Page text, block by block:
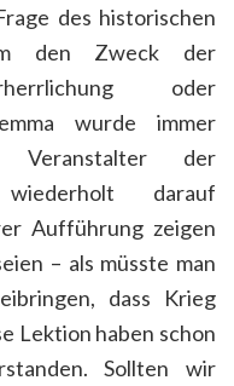
des historischen
den Zweck der
oder
wurde immer
der
darauf
Aufführung zeigen
– als müsste man
dass Krieg
Lektion haben schon
Sollten wir